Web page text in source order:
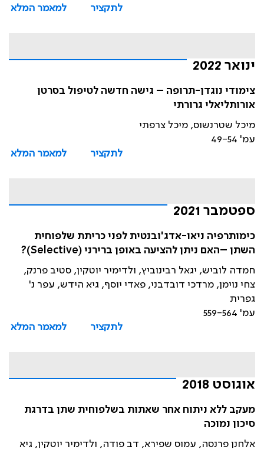
לתקציר
למאמר המלא
ינואר 2022
צימודי נוגדן-תרופה – גישה חדשה לטיפול בסרטן
אורותליאלי גרורתי
מיכל שטרנשוס, מיכל צרפתי
עמ' 49-54
לתקציר
למאמר המלא
ספטמבר 2021
כימותרפיה ניאו-אדג'ובנטית לפני כריתת שלפוחית
השתן –האם ניתן להציעה באופן ברירני (Selective)?
חמדה לוביש, יגאל רבינוביץ, ולדימיר יוטקין, סטיב פרנק,
צחי נוימן, מרדכי דובדבני, פאדי יוסף, גיא הידש, עפר נ'
גפרית
עמ' 559-564
לתקציר
למאמר המלא
אוגוסט 2018
מעקב ללא ניתוח אחר שאתות בשלפוחית שתן בדרגת
סיכון נמוכה
אלחנן פרנסה, עמוס שפירא, דב פודה, ולדימיר יוטקין, גיא